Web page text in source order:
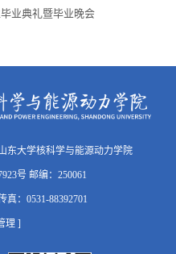
业典礼暨毕业晚会
东大学核科学与能源动力学院
号 邮编：250061
真：0531-88392701
理 ]